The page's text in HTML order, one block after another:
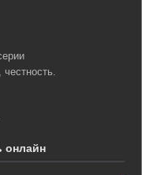
онлайн